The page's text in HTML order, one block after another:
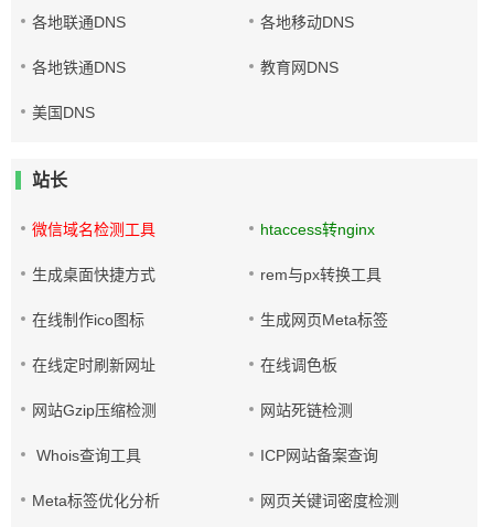
各地联通DNS 各地移动DNS
各地铁通DNS 教育网DNS
美国DNS
站长
微信域名检测工具 htaccess转nginx
生成桌面快捷方式 rem与px转换工具
在线制作ico图标 生成网页Meta标签
在线定时刷新网址 在线调色板
网站Gzip压缩检测 网站死链检测
Whois查询工具 ICP网站备案查询
Meta标签优化分析 网页关键词密度检测